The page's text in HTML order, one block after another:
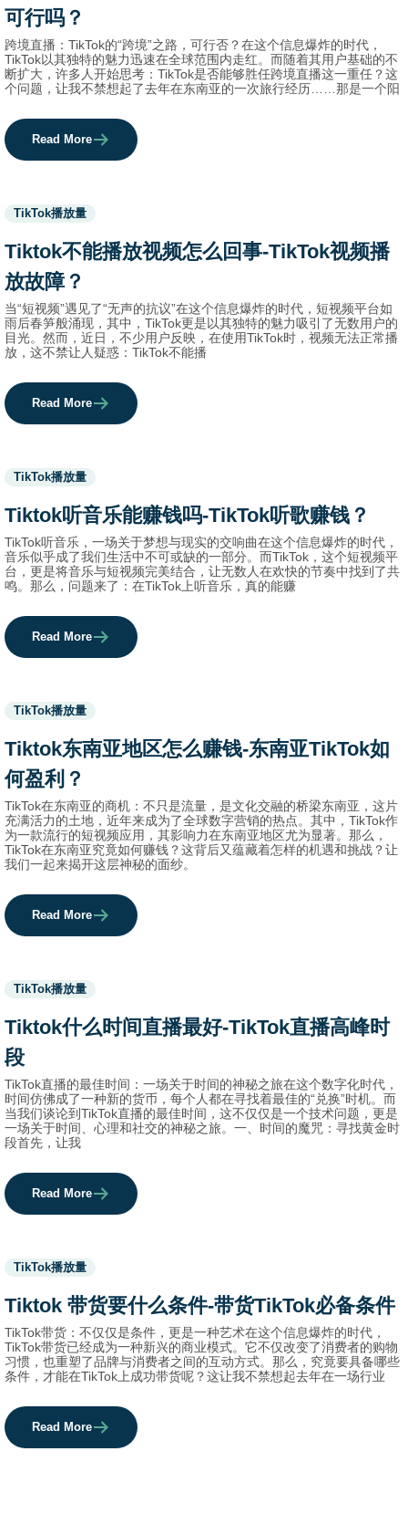
可行吗？
跨境直播：TikTok的“跨境”之路，可行否？在这个信息爆炸的时代，
TikTok以其独特的魅力迅速在全球范围内走红。而随着其用户基础的不
断扩大，许多人开始思考：TikTok是否能够胜任跨境直播这一重任？这
个问题，让我不禁想起了去年在东南亚的一次旅行经历……那是一个阳
Read More
Used
names.
TikTok播放量
Tiktok不能播放视频怎么回事-TikTok视频播
放故障？
当“短视频”遇见了“无声的抗议”在这个信息爆炸的时代，短视频平台如
雨后春笋般涌现，其中，TikTok更是以其独特的魅力吸引了无数用户的
目光。然而，近日，不少用户反映，在使用TikTok时，视频无法正常播
放，这不禁让人疑惑：TikTok不能播
Read More
Used
names.
TikTok播放量
Tiktok听音乐能赚钱吗-TikTok听歌赚钱？
TikTok听音乐，一场关于梦想与现实的交响曲在这个信息爆炸的时代，
音乐似乎成了我们生活中不可或缺的一部分。而TikTok，这个短视频平
台，更是将音乐与短视频完美结合，让无数人在欢快的节奏中找到了共
鸣。那么，问题来了：在TikTok上听音乐，真的能赚
Read More
Used
names.
TikTok播放量
Tiktok东南亚地区怎么赚钱-东南亚TikTok如
何盈利？
TikTok在东南亚的商机：不只是流量，是文化交融的桥梁东南亚，这片
充满活力的土地，近年来成为了全球数字营销的热点。其中，TikTok作
为一款流行的短视频应用，其影响力在东南亚地区尤为显著。那么，
TikTok在东南亚究竟如何赚钱？这背后又蕴藏着怎样的机遇和挑战？让
我们一起来揭开这层神秘的面纱。
Read More
Used
names.
TikTok播放量
Tiktok什么时间直播最好-TikTok直播高峰时
段
TikTok直播的最佳时间：一场关于时间的神秘之旅在这个数字化时代，
时间仿佛成了一种新的货币，每个人都在寻找着最佳的“兑换”时机。而
当我们谈论到TikTok直播的最佳时间，这不仅仅是一个技术问题，更是
一场关于时间、心理和社交的神秘之旅。一、时间的魔咒：寻找黄金时
段首先，让我
Read More
Used
names.
TikTok播放量
Tiktok 带货要什么条件-带货TikTok必备条件
TikTok带货：不仅仅是条件，更是一种艺术在这个信息爆炸的时代，
TikTok带货已经成为一种新兴的商业模式。它不仅改变了消费者的购物
习惯，也重塑了品牌与消费者之间的互动方式。那么，究竟要具备哪些
条件，才能在TikTok上成功带货呢？这让我不禁想起去年在一场行业
Read More